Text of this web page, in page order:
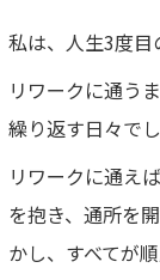
私は、人生3度目
リワークに通う
繰り返す日々でし
リワークに通え
を抱き、通所を
かし、すべてが